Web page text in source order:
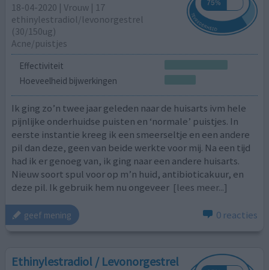
18-04-2020 | Vrouw | 17
ethinylestradiol/levonorgestrel
(30/150ug)
Acne/puistjes
Effectiviteit
Hoeveelheid bijwerkingen
Ik ging zo’n twee jaar geleden naar de huisarts ivm hele
pijnlijke onderhuidse puisten en ‘normale’ puistjes. In
eerste instantie kreeg ik een smeerseltje en een andere
pil dan deze, geen van beide werkte voor mij. Na een tijd
had ik er genoeg van, ik ging naar een andere huisarts.
Nieuw soort spul voor op m’n huid, antibioticakuur, en
deze pil. Ik gebruik hem nu ongeveer [lees meer...]
geef mening 0 reacties
Ethinylestradiol / Levonorgestrel